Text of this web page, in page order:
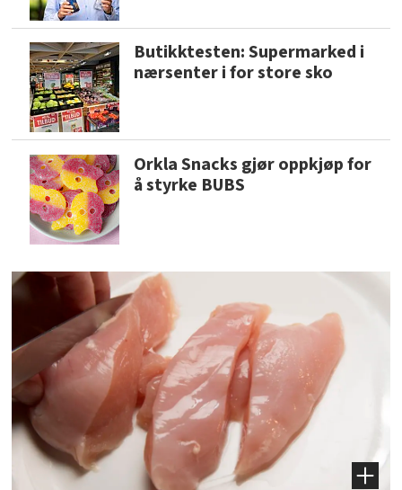
Butikktesten: Supermarked i
nærsenter i for store sko
Orkla Snacks gjør oppkjøp for
å styrke BUBS